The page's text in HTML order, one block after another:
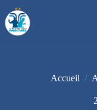
au
contenu
Accueil /